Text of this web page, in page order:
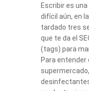
Escribir es
difícil aún, en
tardado tres
que te da el
(tags) para
Para entender